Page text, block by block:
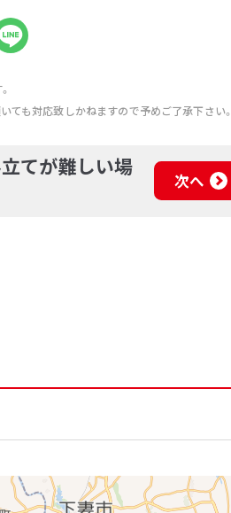
も対応致しかねますので予めご了承下さい。
てが難しい場
次へ